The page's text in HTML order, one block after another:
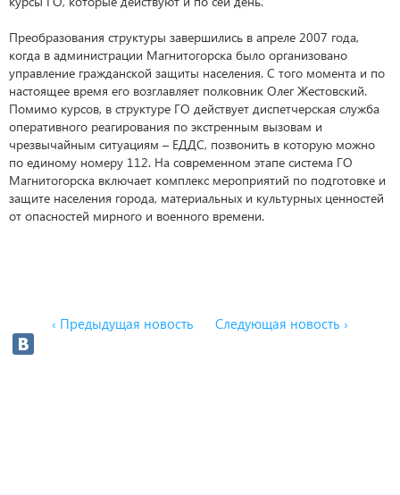
Преобразования структуры завершились в апреле 2007 года,
когда в администрации Магнитогорска было организовано
управление гражданской защиты населения. С того момента и по
настоящее время его возглавляет полковник Олег Жестовский.
Помимо курсов, в структуре ГО действует диспетчерская служба
оперативного реагирования по экстренным вызовам и
чрезвычайным ситуациям – ЕДДС, позвонить в которую можно
по единому номеру 112. На современном этапе система ГО
Магнитогорска включает комплекс мероприятий по подготовке и
защите населения города, материальных и культурных ценностей
от опасностей мирного и военного времени.
‹ Предыдущая новость Следующая новость ›